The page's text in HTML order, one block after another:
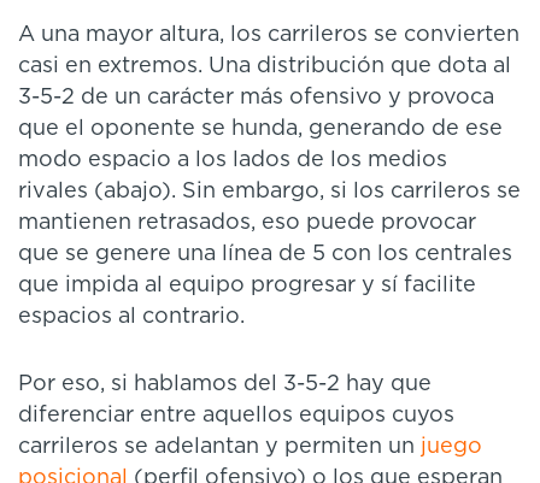
A una mayor altura, los carrileros se convierten
casi en extremos. Una distribución que dota al
3-5-2 de un carácter más ofensivo y provoca
que el oponente se hunda, generando de ese
modo espacio a los lados de los medios
rivales (abajo). Sin embargo, si los carrileros se
mantienen retrasados, eso puede provocar
que se genere una línea de 5 con los centrales
que impida al equipo progresar y sí facilite
espacios al contrario.
Por eso, si hablamos del 3-5-2 hay que
diferenciar entre aquellos equipos cuyos
carrileros se adelantan y permiten un juego
posicional
(perfil ofensivo) o los que esperan